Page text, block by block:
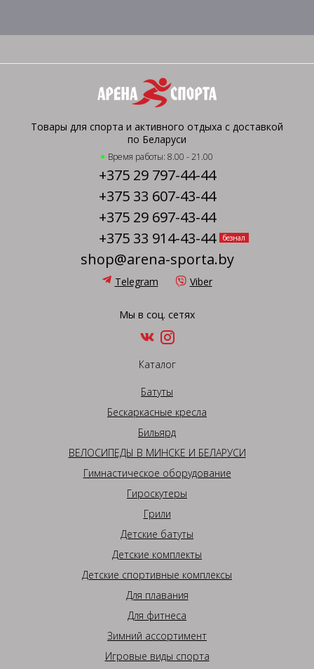
Товары для спорта и активного отдыха с доставкой
по Беларуси
Время работы: 8.00 - 21.00
+375 29 797-44-44
+375 33 607-43-44
+375 29 697-43-44
+375 33 914-43-44
безнал
shop@arena-sporta.by
Telegram Viber
Мы в соц. сетях
Каталог
Батуты
Бескаркасные кресла
Бильярд
ВЕЛОСИПЕДЫ В МИНСКЕ И БЕЛАРУСИ
Гимнастическое оборудование
Гироскутеры
Грили
Детские батуты
Детские комплекты
Детские спортивные комплексы
Для плавания
Для фитнеса
Зимний ассортимент
Игровые виды спорта